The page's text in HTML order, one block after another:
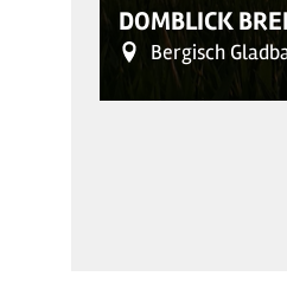
DOMBLICK
Bergisch